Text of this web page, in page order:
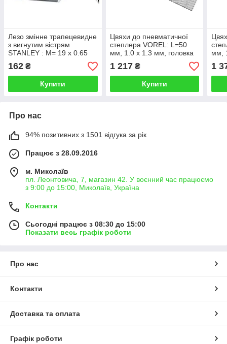
Лезо змінне трапецевидне
з вигнутим вістрям
STANLEY : M= 19 x 0.65
мм. L= 60 мм. 5 (Шт/Уп.)
162 ₴
Купити
Цвяхи до пневматичної
степлера VOREL: L=50
мм, 1.0 x 1.3 мм, головка
— 1.8 мм, 3400 шт. (YT-
09203)
1 217₴
Купити
мм,
—
1
Про нас
94% позитивних з 1501 відгука за рік
Працює з 28.09.2016
м. Миколаїв
пл. Леонтовича, 7, магазин 42. У воєнний час працюємо
з 9:00 до 15:00, Миколаїв, Україна
Контакти
Сьогодні працює з 08:30 до 15:00
Показати весь графік роботи
Про нас
Контакти
Доставка та оплата
Графік роботи